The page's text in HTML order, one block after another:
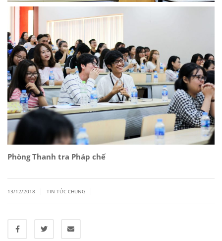
Phòng Thanh tra Pháp chế
13/12/2018 TIN TỨC CHUNG